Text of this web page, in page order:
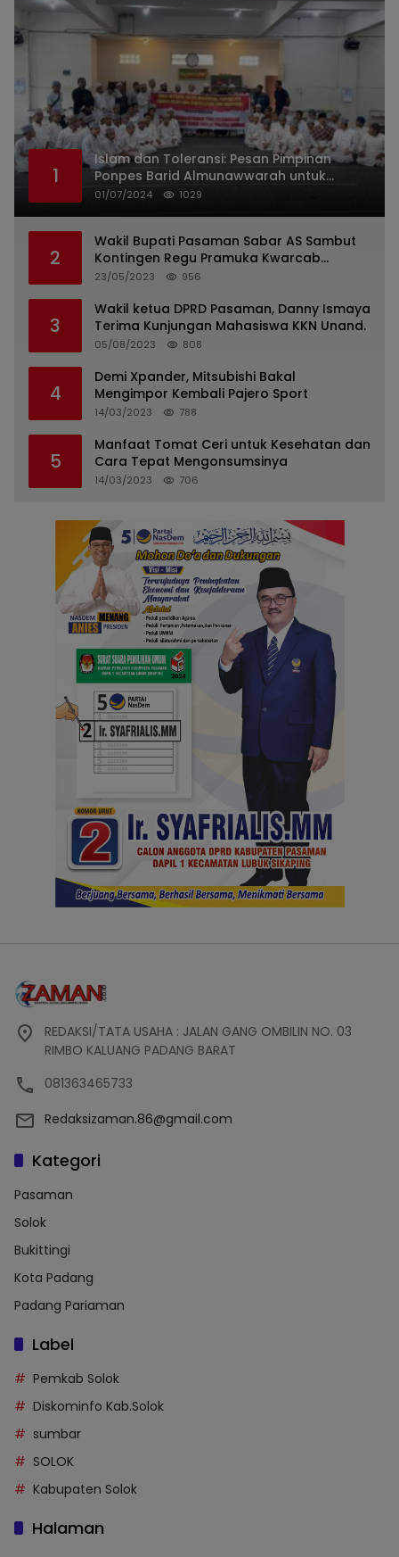
1
Islam dan Toleransi: Pesan Pimpinan
Ponpes Barid Almunawwarah untuk
Indonesia
01/07/2024 1029
2
Wakil Bupati Pasaman Sabar AS Sambut
Kontingen Regu Pramuka Kwarcab
Pasaman
23/05/2023 956
3
Wakil ketua DPRD Pasaman, Danny Ismaya
Terima Kunjungan Mahasiswa KKN Unand.
05/08/2023 808
4
Demi Xpander, Mitsubishi Bakal
Mengimpor Kembali Pajero Sport
14/03/2023 788
5
Manfaat Tomat Ceri untuk Kesehatan dan
Cara Tepat Mengonsumsinya
14/03/2023 706
REDAKSI/TATA USAHA : JALAN GANG OMBILIN NO. 03
RIMBO KALUANG PADANG BARAT
081363465733
Redaksizaman.86@gmail.com
Kategori
Pasaman
Solok
Bukittingi
Kota Padang
Padang Pariaman
Label
Pemkab Solok
Diskominfo Kab.Solok
sumbar
SOLOK
Kabupaten Solok
Halaman